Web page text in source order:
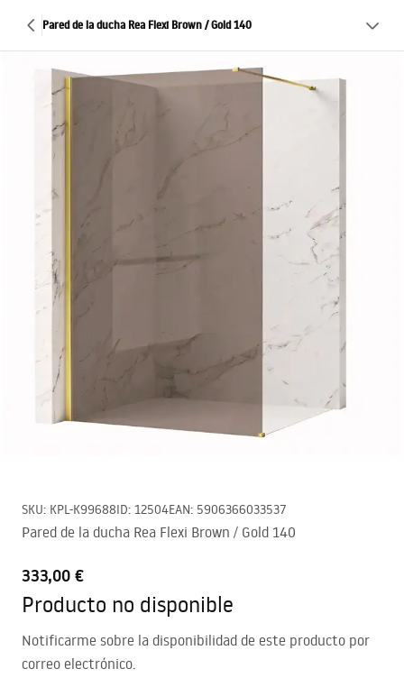
Pared de la ducha Rea Flexi Brown / Gold 140
SKU: KPL-K99688ID: 12504EAN: 5906366033537
Pared de la ducha Rea Flexi Brown / Gold 140
333,00 €
Producto no disponible
Notificarme sobre la disponibilidad de este producto por
correo electrónico.